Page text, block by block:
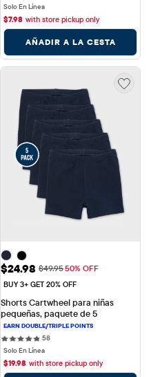
Solo En Línea
$7.98 with store pickup only
AÑADIR A LA CESTA
Precio de venta: $24.98
$24.98 Precio original: $49.95
$49.9550% OFF
BUY 3+ GET 20% OFF
Shorts Cartwheel para niñas
pequeñas, paquete de 5
5858 reviews
Solo En Línea
$19.98 with store pickup only